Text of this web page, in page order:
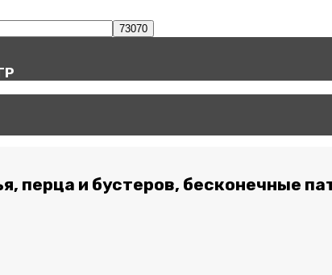
перца и бустеров, бесконечные